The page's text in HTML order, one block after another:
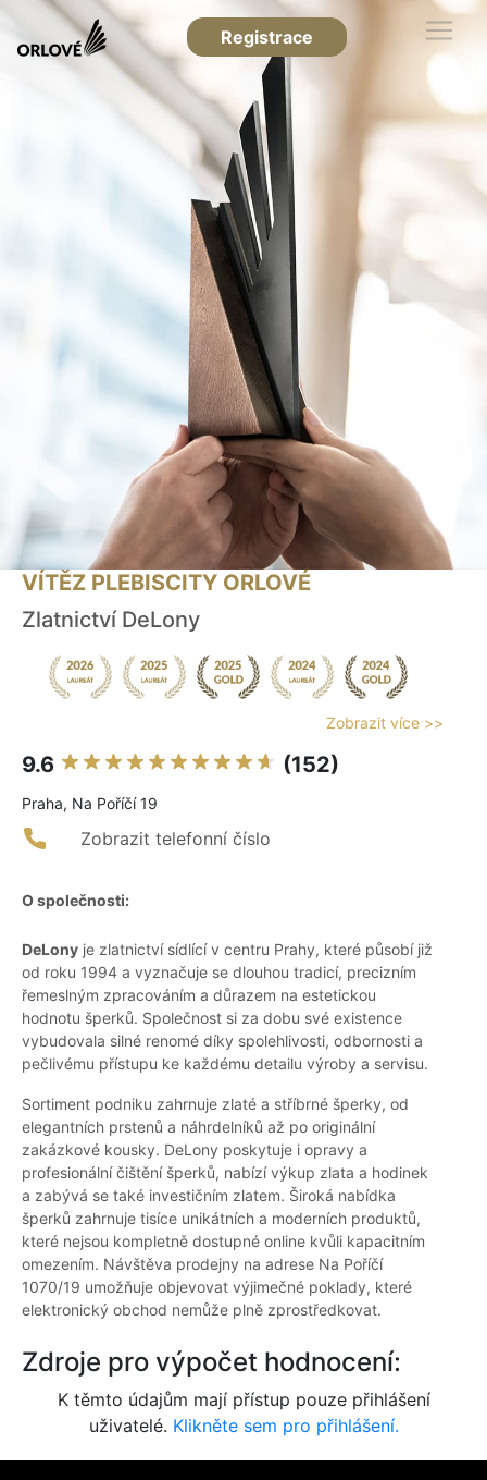
Registrace
VÍTĚZ PLEBISCITY ORLOVÉ
Zlatnictví DeLony
Zobrazit více >>
9.6 (152)
Praha, Na Poříčí 19
Zobrazit telefonní číslo
O společnosti:
DeLony je zlatnictví sídlící v centru Prahy, které působí již
od roku 1994 a vyznačuje se dlouhou tradicí, precizním
řemeslným zpracováním a důrazem na estetickou
hodnotu šperků. Společnost si za dobu své existence
vybudovala silné renomé díky spolehlivosti, odbornosti a
pečlivému přístupu ke každému detailu výroby a servisu.
Sortiment podniku zahrnuje zlaté a stříbrné šperky, od
elegantních prstenů a náhrdelníků až po originální
zakázkové kousky. DeLony poskytuje i opravy a
profesionální čištění šperků, nabízí výkup zlata a hodinek
a zabývá se také investičním zlatem. Široká nabídka
šperků zahrnuje tisíce unikátních a moderních produktů,
které nejsou kompletně dostupné online kvůli kapacitním
omezením. Návštěva prodejny na adrese Na Poříčí
1070/19 umožňuje objevovat výjimečné poklady, které
elektronický obchod nemůže plně zprostředkovat.
Zdroje pro výpočet hodnocení:
K těmto údajům mají přístup pouze přihlášení
uživatelé. Klikněte sem pro přihlášení.